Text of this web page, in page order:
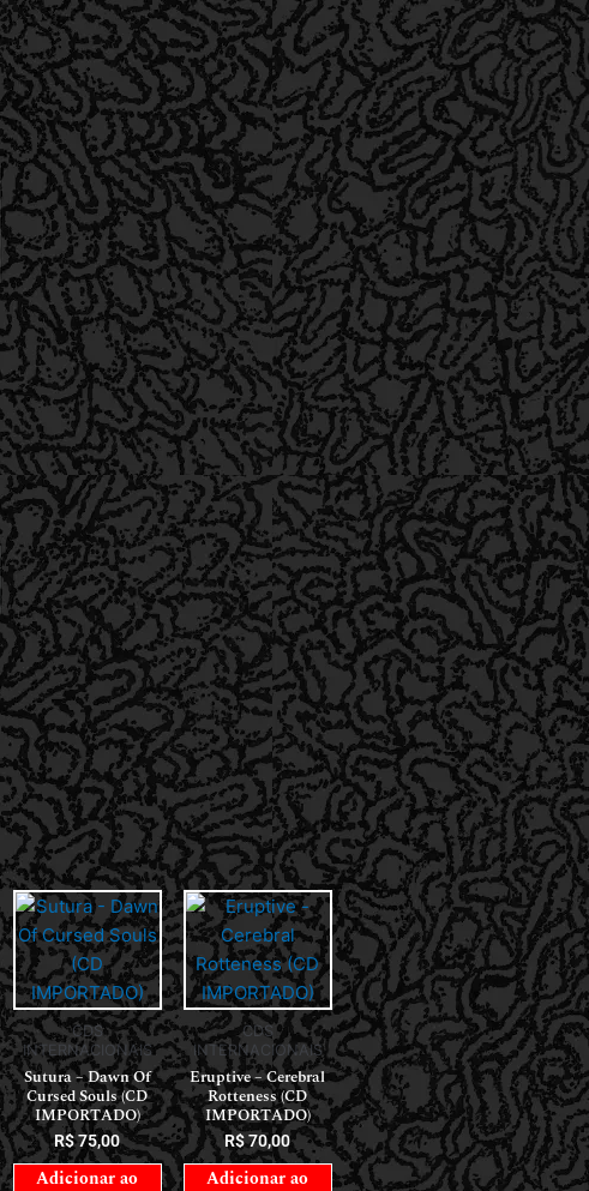
CDS
INTERNACIONAIS
Sutura – Dawn Of
Cursed Souls (CD
IMPORTADO)
R$75,00
Adicionar ao
CDS
INTERNACIONAIS
Eruptive – Cerebral
Rotteness (CD
IMPORTADO)
R$70,00
Adicionar ao